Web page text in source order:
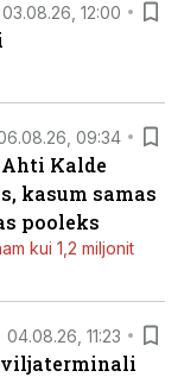
03.08.26, 12:00
09:34
Kalde
kasum samas
pooleks
kui 1,2 miljonit
04.08.26, 11:23
viljaterminali